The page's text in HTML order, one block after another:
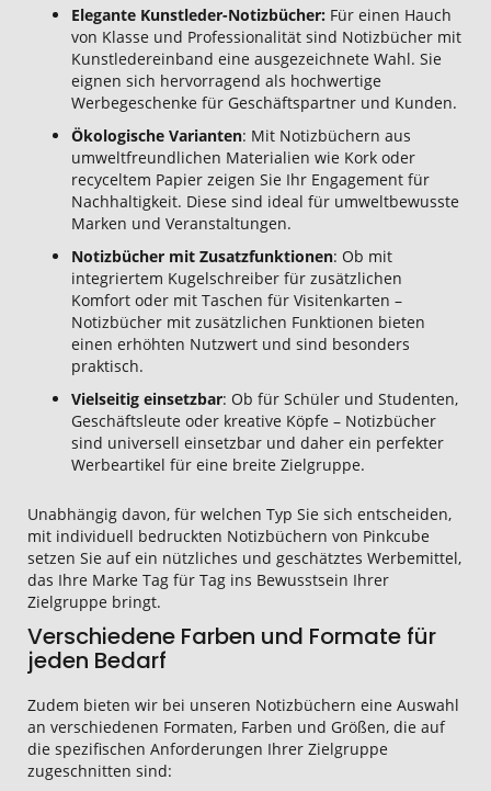
Elegante Kunstleder-Notizbücher: Für einen Hauch
von Klasse und Professionalität sind Notizbücher mit
Kunstledereinband eine ausgezeichnete Wahl. Sie
eignen sich hervorragend als hochwertige
Werbegeschenke für Geschäftspartner und Kunden.
Ökologische Varianten: Mit Notizbüchern aus
umweltfreundlichen Materialien wie Kork oder
recyceltem Papier zeigen Sie Ihr Engagement für
Nachhaltigkeit. Diese sind ideal für umweltbewusste
Marken und Veranstaltungen.
Notizbücher mit Zusatzfunktionen: Ob mit
integriertem Kugelschreiber für zusätzlichen
Komfort oder mit Taschen für Visitenkarten –
Notizbücher mit zusätzlichen Funktionen bieten
einen erhöhten Nutzwert und sind besonders
praktisch.
Vielseitig einsetzbar: Ob für Schüler und Studenten,
Geschäftsleute oder kreative Köpfe – Notizbücher
sind universell einsetzbar und daher ein perfekter
Werbeartikel für eine breite Zielgruppe.
Unabhängig davon, für welchen Typ Sie sich entscheiden,
mit individuell bedruckten Notizbüchern von Pinkcube
setzen Sie auf ein nützliches und geschätztes Werbemittel,
das Ihre Marke Tag für Tag ins Bewusstsein Ihrer
Zielgruppe bringt.
Verschiedene Farben und Formate für
jeden Bedarf
Zudem bieten wir bei unseren Notizbüchern eine Auswahl
an verschiedenen Formaten, Farben und Größen, die auf
die spezifischen Anforderungen Ihrer Zielgruppe
zugeschnitten sind: